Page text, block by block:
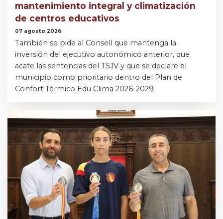
mantenimiento integral y climatización
de centros educativos
07 agosto 2026
También se pide al Consell que mantenga la
inversión del ejecutivo autonómico anterior, que
acate las sentencias del TSJV y que se declare el
municipio como prioritario dentro del Plan de
Confort Térmico Edu Clima 2026-2029